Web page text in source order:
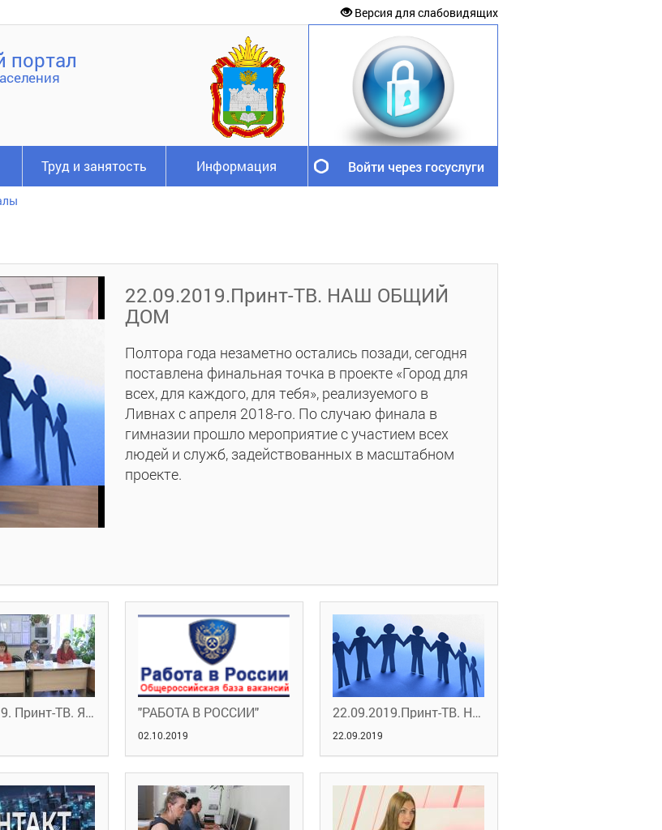
Версия для слабовидящих
портал
Труд и занятость Информация Войти через госуслуги
22.09.2019.Принт-ТВ. НАШ ОБЩИЙ
ДОМ
Полтора года незаметно остались позади, сегодня
поставлена финальная точка в проекте «Город для
всех, для каждого, для тебя», реализуемого в
Ливнах с апреля 2018-го. По случаю финала в
гимназии прошло мероприятие с участием всех
людей и служб, задействованных в масштабном
проекте.
18.10.2019. Принт-ТВ. ЯРМАРКА ВАКАНСИЙ "РАБОТА В РОССИИ"
02.10.2019
22.09.2019.Принт-ТВ. НАШ ОБЩИЙ ДОМ
22.09.2019